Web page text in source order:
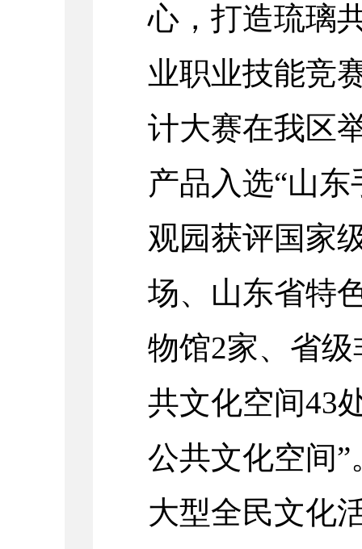
心，打造琉璃
业职业技能竞
计大赛在我区
产品入选“山东
观园获评国家
场、山东省特
物馆2家、省
共文化空间43
公共文化空间
大型全民文化